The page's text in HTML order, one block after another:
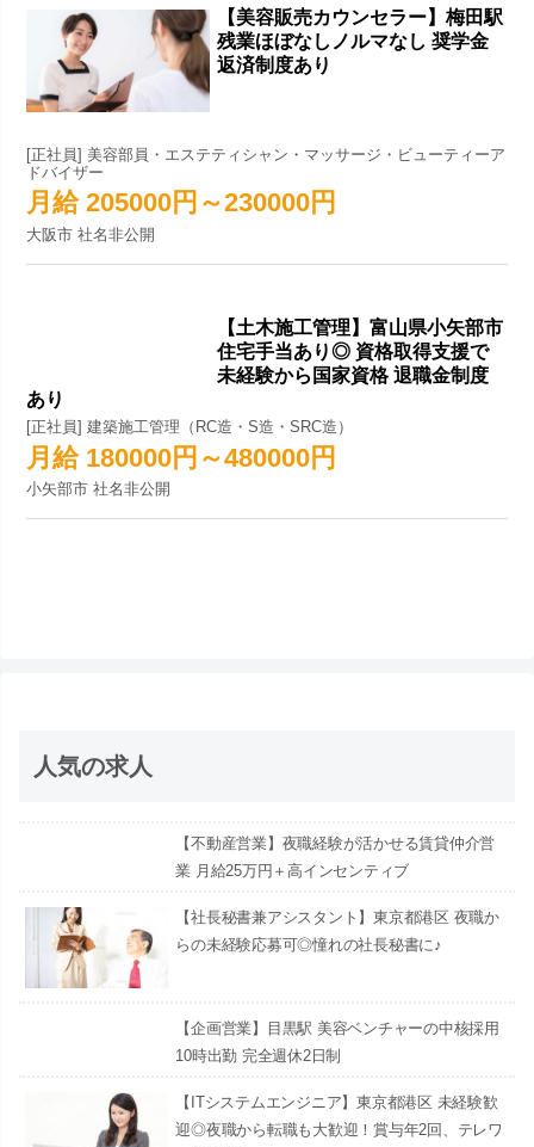
【美容販売カウンセラー】梅田駅
残業ほぼなしノルマなし 奨学金
返済制度あり
[正社員] 美容部員・エステティシャン・マッサージ・ビューティーア
ドバイザー
月給 205000円～230000円
大阪市 社名非公開
【土木施工管理】富山県小矢部市
住宅手当あり◎ 資格取得支援で
未経験から国家資格 退職金制度
あり
[正社員] 建築施工管理（RC造・S造・SRC造）
月給 180000円～480000円
小矢部市 社名非公開
人気の求人
【不動産営業】夜職経験が活かせる賃貸仲介営
業 月給25万円＋高インセンティブ
【社長秘書兼アシスタント】東京都港区 夜職か
らの未経験応募可◎憧れの社長秘書に♪
【企画営業】目黒駅 美容ベンチャーの中核採用
10時出勤 完全週休2日制
【ITシステムエンジニア】東京都港区 未経験歓
迎◎夜職から転職も大歓迎！賞与年2回、テレワ